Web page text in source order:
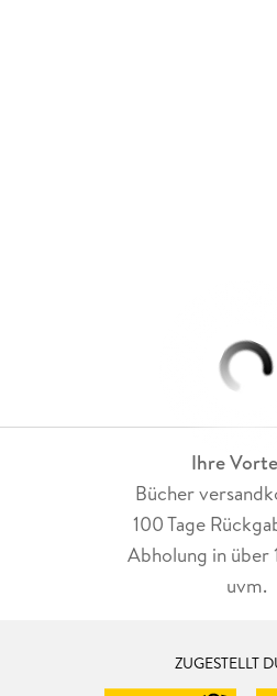
Ihre
Bücher
100 Tage
Abholung in über
uvm.
ZUGESTELLT